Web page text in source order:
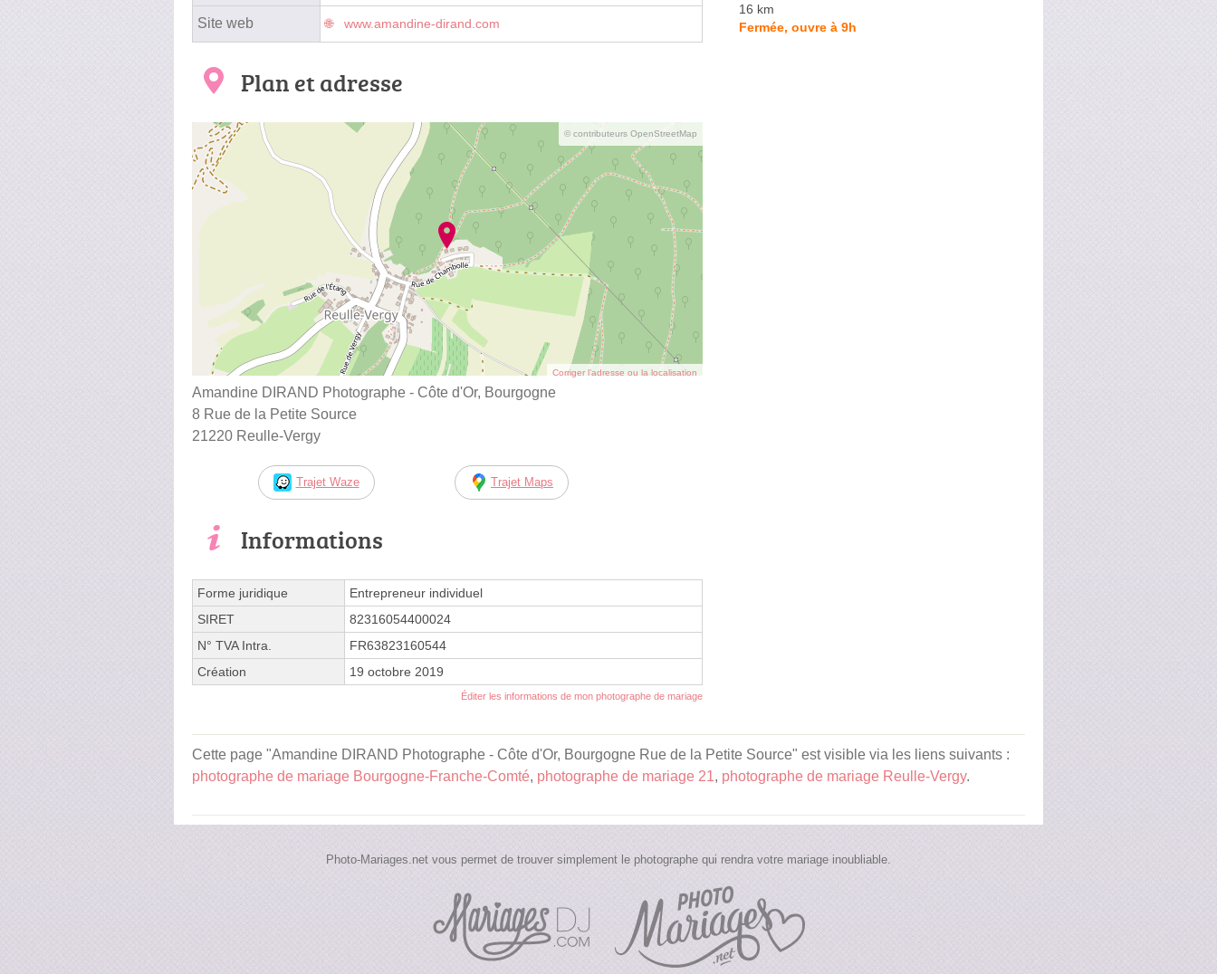
Site web www.amandine-dirand.com
Plan et adresse
© contributeurs OpenStreetMap
Corriger l’adresse ou la localisation
Amandine DIRAND Photographe - Côte d'Or, Bourgogne
8 Rue de la Petite Source
21220 Reulle-Vergy
Trajet Waze Trajet Maps
Informations
Forme juridique
Entrepreneur individuel
SIRET
82316054400024
N° TVA Intra.
FR63823160544
Création
19 octobre 2019
Éditer les informations de mon photographe de mariage
16 km
Fermée, ouvre à 9h
Cette page "Amandine DIRAND Photographe - Côte d'Or, Bourgogne Rue de la Petite Source" est visible via les liens suivants :
photographe de mariage Bourgogne-Franche-Comté, photographe de mariage 21, photographe de mariage Reulle-Vergy.
Photo-Mariages.net vous permet de trouver simplement le photographe qui rendra votre mariage inoubliable.